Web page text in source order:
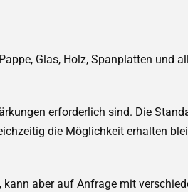
Glas, Holz, Spanplatten und
erforderlich sind. Die
die Möglichkeit erhalten
aber auf Anfrage mit